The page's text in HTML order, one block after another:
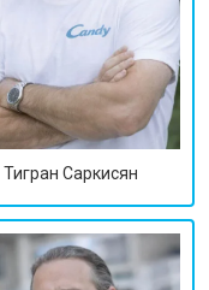
Тигран Саркисян